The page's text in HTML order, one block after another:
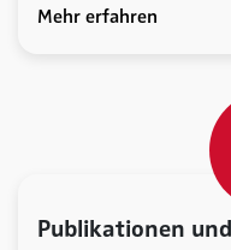
Mehr erfahren
Publikationen